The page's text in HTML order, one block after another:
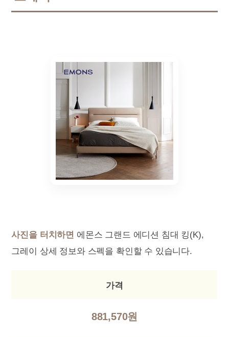
사진을 터치하면 에몬스 그랜드 에디션 침대 킹(K),
그레이 상세 정보와 스펙을 확인할 수 있습니다.
가격
881,570원